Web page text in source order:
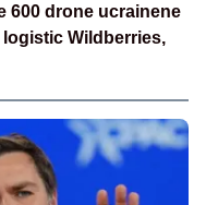
600 drone ucrainene
Wildberries,